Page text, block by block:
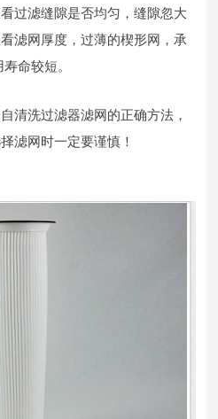
过滤缝隙是否均匀，缝隙忽大
滤网厚度，过薄的楔形网，承
命较短。
清洗过滤器滤网的正确方法，
滤网时一定要谨慎！